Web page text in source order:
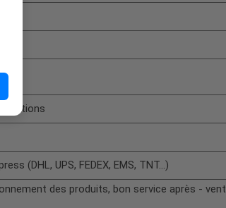
(DHL, UPS, FEDEX, EMS, TNT...)
des produits, bon service après - vent